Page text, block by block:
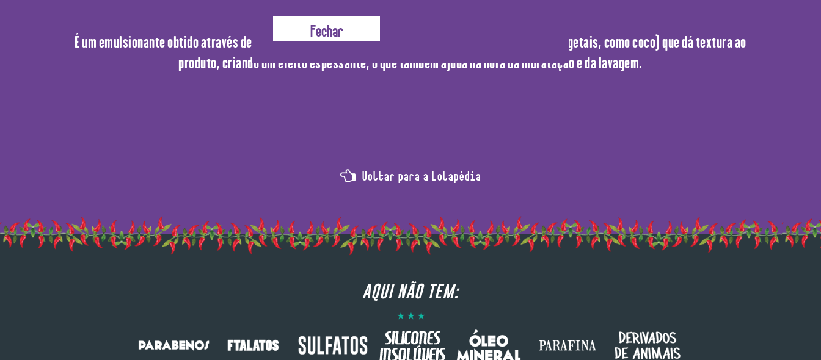
É um emulsionante obtido através de uma mistura de alcoóis graxos (derivados de gorduras e óleos vegetais, como coco) que dá textura ao
produto, criando um efeito espessante, o que também ajuda na hora da hidratação e da lavagem.
Voltar para a Lolapédia
AQUI NÃO TEM: